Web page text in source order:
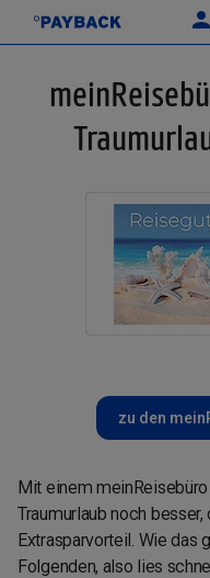
zu den
Mit einem
Traumurlaub noch
Extrasparvorteil. Wie das
Folgenden, also lies